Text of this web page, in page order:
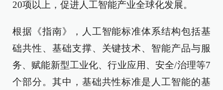
20项以上，促进人工智能产业全球化发展。
根据《指南》，人工智能标准体系结构包括基
础共性、基础支撑、关键技术、智能产品与服
务、赋能新型工业化、行业应用、安全/治理等7
个部分。其中，基础共性标准是人工智能的基